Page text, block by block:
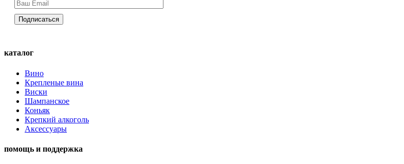
каталог
Вино
Крепленые вина
Виски
Шампанское
Коньяк
Крепкий алкоголь
Аксессуары
помощь и поддержка